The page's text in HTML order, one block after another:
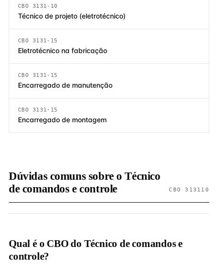
CBO 3131-10
Técnico de projeto (eletrotécnico)
CBO 3131-15
Eletrotécnico na fabricação
CBO 3131-15
Encarregado de manutenção
CBO 3131-15
Encarregado de montagem
Dúvidas comuns sobre o Técnico
de comandos e controle
CBO 313110
Qual é o CBO do Técnico de comandos e
controle?